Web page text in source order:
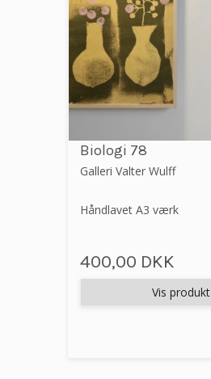
Biologi 78
Galleri Valter Wulff
Håndlavet A3 værk
400,00 DKK
Vis produkt